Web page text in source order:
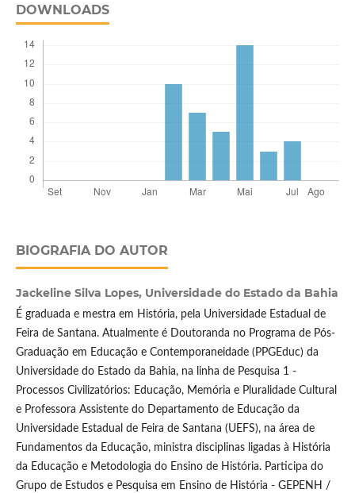
DOWNLOADS
BIOGRAFIA DO AUTOR
Jackeline Silva Lopes, Universidade do Estado da Bahia
É graduada e mestra em História, pela Universidade Estadual de
Feira de Santana. Atualmente é Doutoranda no Programa de Pós-
Graduação em Educação e Contemporaneidade (PPGEduc) da
Universidade do Estado da Bahia, na linha de Pesquisa 1 -
Processos Civilizatórios: Educação, Memória e Pluralidade Cultural
e Professora Assistente do Departamento de Educação da
Universidade Estadual de Feira de Santana (UEFS), na área de
Fundamentos da Educação, ministra disciplinas ligadas à História
da Educação e Metodologia do Ensino de História. Participa do
Grupo de Estudos e Pesquisa em Ensino de História - GEPENH /